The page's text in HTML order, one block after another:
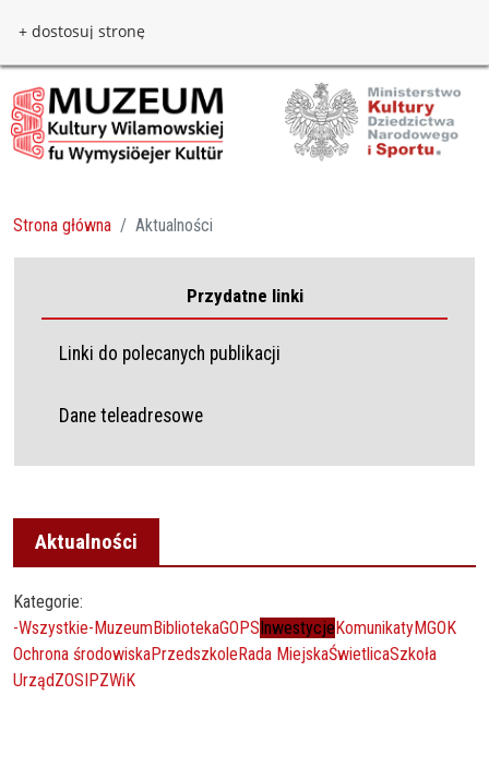
+ dostosuj stronę
Strona główna Aktualności
Aktualności
Kategorie:
-Wszystkie-MuzeumBibliotekaGOPSInwestycjeKomunikatyMGOK
Ochrona środowiskaPrzedszkoleRada MiejskaŚwietlicaSzkoła
UrządZOSIPZWiK
Przydatne linki
Linki do polecanych publikacji
Dane teleadresowe